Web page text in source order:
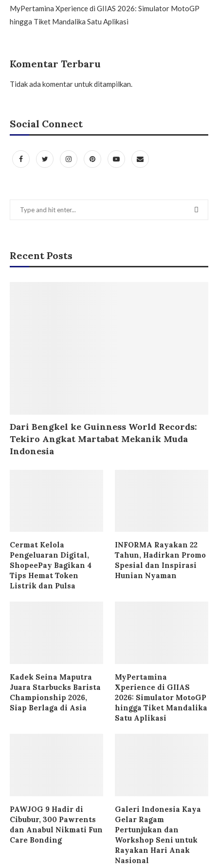
MyPertamina Xperience di GIIAS 2026: Simulator MotoGP
hingga Tiket Mandalika Satu Aplikasi
Komentar Terbaru
Tidak ada komentar untuk ditampilkan.
Social Connect
Recent Posts
Dari Bengkel ke Guinness World Records:
Tekiro Angkat Martabat Mekanik Muda
Indonesia
Cermat Kelola
Pengeluaran Digital,
ShopeePay Bagikan 4
Tips Hemat Token
Listrik dan Pulsa
INFORMA Rayakan 22
Tahun, Hadirkan Promo
Spesial dan Inspirasi
Hunian Nyaman
Kadek Seina Maputra
Juara Starbucks Barista
Championship 2026,
Siap Berlaga di Asia
MyPertamina
Xperience di GIIAS
2026: Simulator MotoGP
hingga Tiket Mandalika
Satu Aplikasi
PAWJOG 9 Hadir di
Cibubur, 300 Pawrents
dan Anabul Nikmati Fun
Care Bonding
Galeri Indonesia Kaya
Gelar Ragam
Pertunjukan dan
Workshop Seni untuk
Rayakan Hari Anak
Nasional